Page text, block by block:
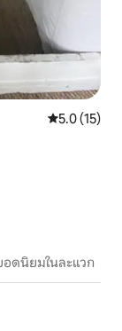
คะแนนเฉลี่ย
5.0 (15)
ดนิยมในละแวก